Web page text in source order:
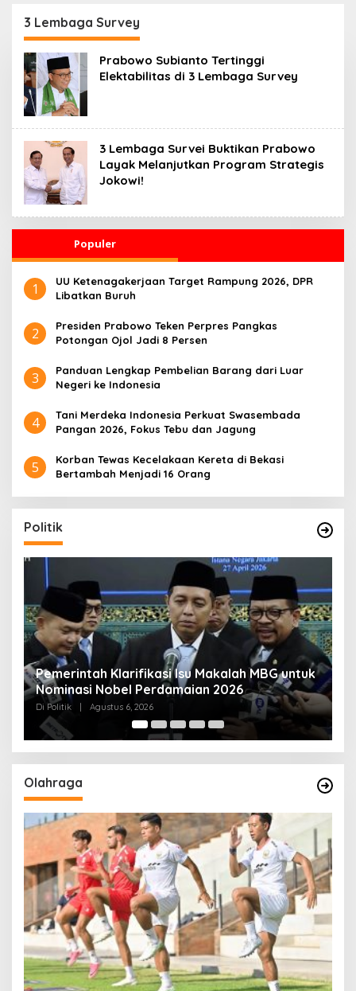
3 Lembaga Survey
Prabowo Subianto Tertinggi
Elektabilitas di 3 Lembaga Survey
3 Lembaga Survei Buktikan Prabowo
Layak Melanjutkan Program Strategis
Jokowi!
Populer
1
UU Ketenagakerjaan Target Rampung 2026, DPR
Libatkan Buruh
2
Presiden Prabowo Teken Perpres Pangkas
Potongan Ojol Jadi 8 Persen
3
Panduan Lengkap Pembelian Barang dari Luar
Negeri ke Indonesia
4
Tani Merdeka Indonesia Perkuat Swasembada
Pangan 2026, Fokus Tebu dan Jagung
5
Korban Tewas Kecelakaan Kereta di Bekasi
Bertambah Menjadi 16 Orang
Politik
Muktamar NU ke-35 di Jombang, Panitia
Siagakan 3 Posko Kesehatan 24 Jam
Di Politik Agustus 6, 2026
Olahraga